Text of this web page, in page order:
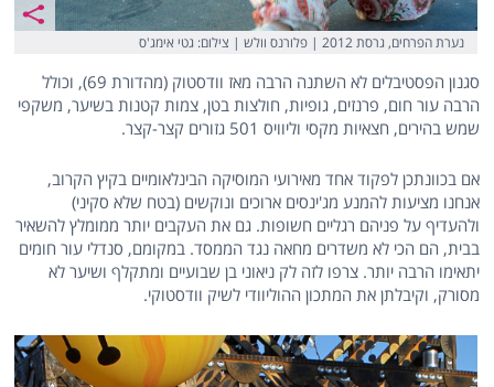
נערת הפרחים, גרסת 2012 | פלורנס וולש | צילום: גטי אימג'ס
סגנון הפסטיבלים לא השתנה הרבה מאז וודסטוק (מהדורת 69), וכולל
הרבה עור חום, פרנזים, גופיות, חולצות בטן, צמות קטנות בשיער, משקפי
שמש בהירים, חצאיות מקסי וליוויס 501 גזורים קצר-קצר.
אם בכוונתכן לפקוד אחד מאירועי המוסיקה הבינלאומיים בקיץ הקרוב,
אנחנו מציעות להמנע מג'ינסים ארוכים ונוקשים (בטח שלא סקיני)
ולהעדיף על פניהם רגליים חשופות. גם את העקבים יותר ממומלץ להשאיר
בבית, הם הכי לא משדרים מחאה נגד הממסד. במקומם, סנדלי עור חומים
יתאימו הרבה יותר. צרפו לזה לק ניאוני בן שבועיים ומתקלף ושיער לא
מסורק, וקיבלתן את המתכון ההוליוודי לשיק וודסטוקי.